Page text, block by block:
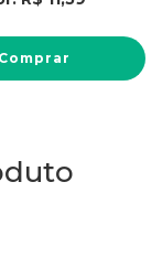
Comprar